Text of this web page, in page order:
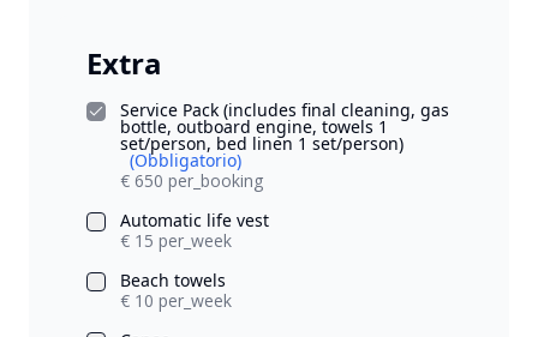
Extra
Service Pack (includes final cleaning, gas
bottle, outboard engine, towels 1
set/person, bed linen 1 set/person)
(Obbligatorio)
€ 650 per_booking
Automatic life vest
€ 15 per_week
Beach towels
€ 10 per_week